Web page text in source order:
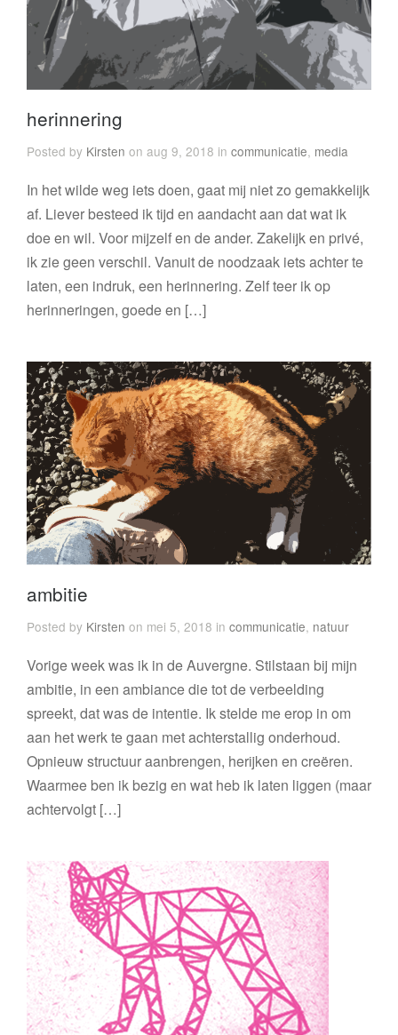
herinnering
Posted by Kirsten on aug 9, 2018 in communicatie, media
In het wilde weg iets doen, gaat mij niet zo gemakkelijk
af. Liever besteed ik tijd en aandacht aan dat wat ik
doe en wil. Voor mijzelf en de ander. Zakelijk en privé,
ik zie geen verschil. Vanuit de noodzaak iets achter te
laten, een indruk, een herinnering. Zelf teer ik op
herinneringen, goede en […]
ambitie
Posted by Kirsten on mei 5, 2018 in communicatie, natuur
Vorige week was ik in de Auvergne. Stilstaan bij mijn
ambitie, in een ambiance die tot de verbeelding
spreekt, dat was de intentie. Ik stelde me erop in om
aan het werk te gaan met achterstallig onderhoud.
Opnieuw structuur aanbrengen, herijken en creëren.
Waarmee ben ik bezig en wat heb ik laten liggen (maar
achtervolgt […]